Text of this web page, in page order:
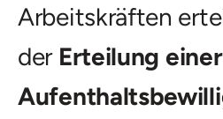
Arbeitskräften
der Erteilung einer